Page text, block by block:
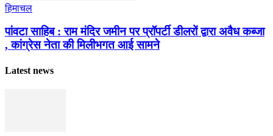
हिमाचल
पांवटा साहिब : राम मंदिर जमीन पर प्रॉपर्टी डीलरों द्वारा अवैध कब्जा
, कांग्रेस नेता की मिलीभगत आई सामने
Latest news